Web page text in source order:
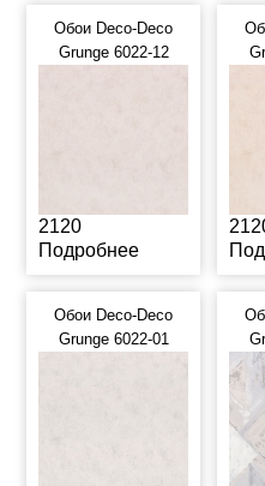
Обои Deco-Deco
Grunge 6022-12
2120
Подробнее
Обои Deco-Deco
Grunge 6022-01